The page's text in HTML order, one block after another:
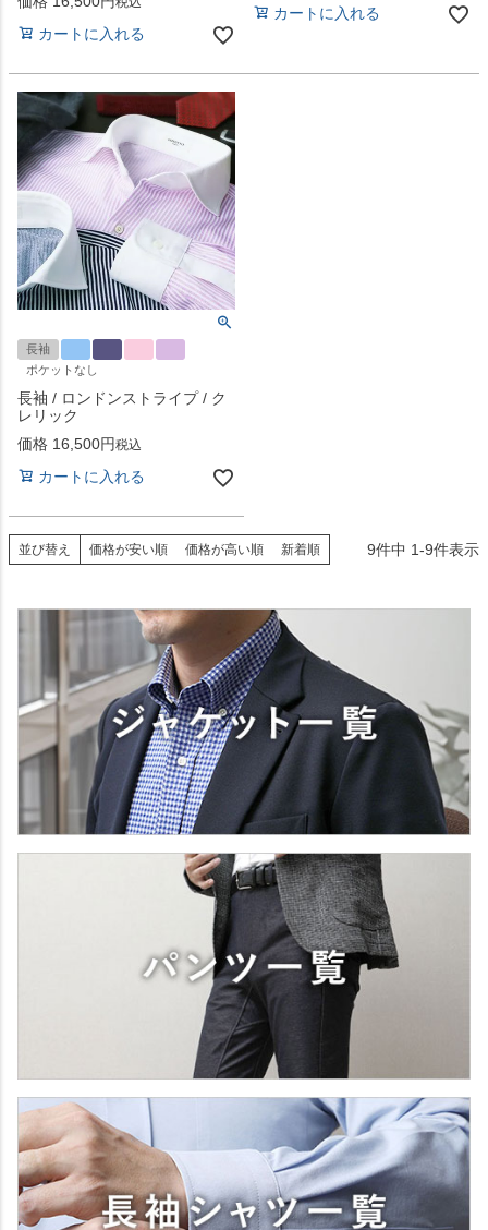
カートに入れる
カートに入れる
長袖
ポケットなし
長袖 / ロンドンストライプ / ク
レリック
価格 16,500 税込
カートに入れる
並び替え 価格が安い順 価格が高い順 新着順 9件中 1-9件表示